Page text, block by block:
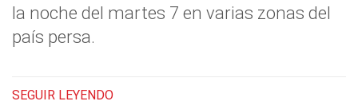
la noche del martes 7 en varias zonas del
país persa.
SEGUIR LEYENDO